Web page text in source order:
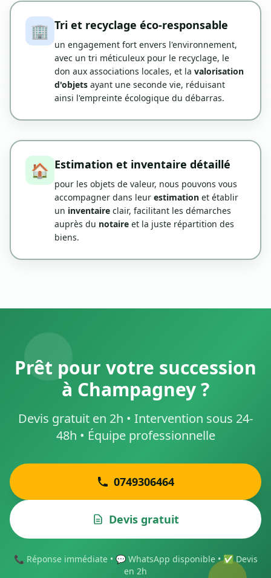
🏢 Tri et recyclage éco-responsable
un engagement fort envers l'environnement,
avec un tri méticuleux pour le recyclage, le
don aux associations locales, et la valorisation
d'objets ayant une seconde vie, réduisant
ainsi l'empreinte écologique du débarras.
🏠 Estimation et inventaire détaillé
pour les objets de valeur, nous pouvons vous
accompagner dans leur estimation et établir
un inventaire clair, facilitant les démarches
auprès du notaire et la juste répartition des
biens.
Prêt pour votre succession
à Champagney ?
Devis gratuit en 2h • Intervention sous 24-
48h • Équipe professionnelle
0749306464
Devis gratuit
📞 Réponse immédiate • 💬 WhatsApp disponible • ✅ Devis
en 2h